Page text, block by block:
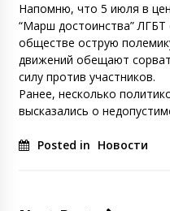
Напомню, что 5 июля в
“Марш достоинства” ЛГБТ
обществе острую
движений обещают
силу против участников.
Ранее, несколько
высказались о
Posted in Новости